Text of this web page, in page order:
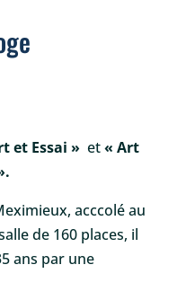
et Essai » et« Art
acccolé au
de 160 places, il
ans par une